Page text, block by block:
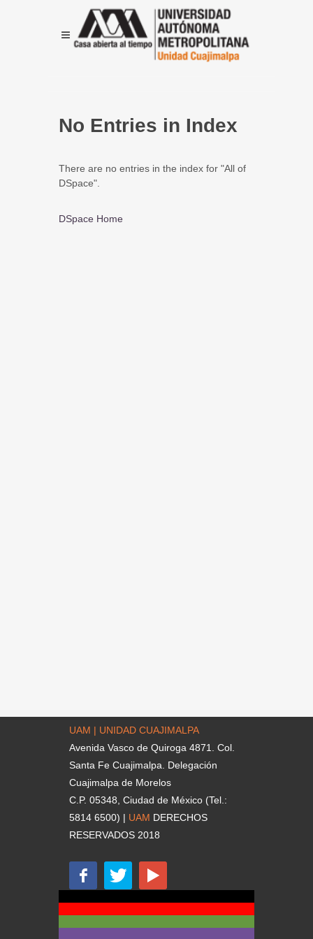
No Entries in Index
There are no entries in the index for "All of
DSpace".
DSpace Home
UAM | UNIDAD CUAJIMALPA
Avenida Vasco de Quiroga 4871. Col.
Santa Fe Cuajimalpa. Delegación
Cuajimalpa de Morelos
C.P. 05348, Ciudad de México (Tel.:
5814 6500) | UAM DERECHOS
RESERVADOS 2018